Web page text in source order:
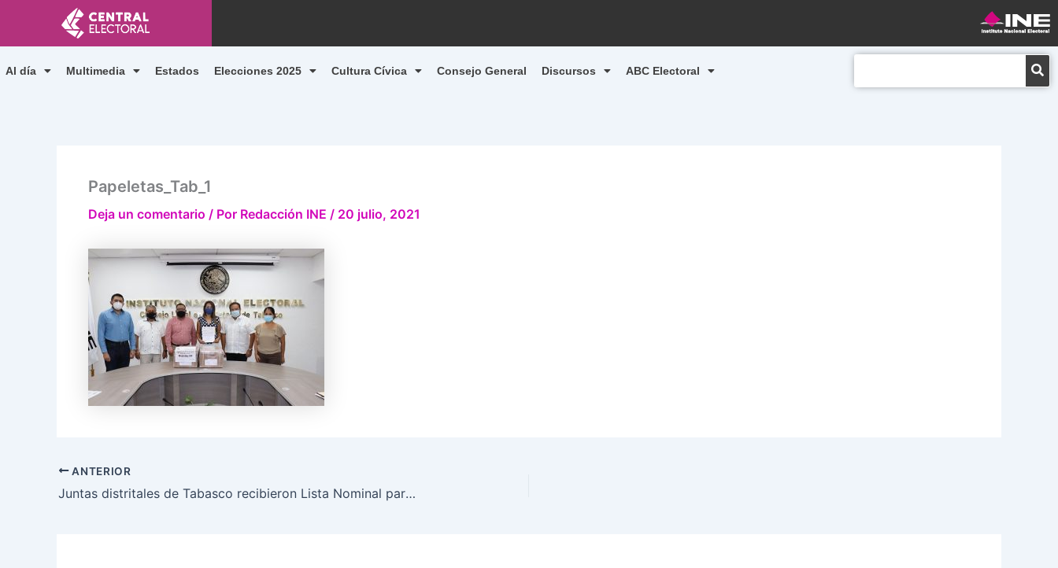
contenido
Al día Multimedia Estados Elecciones 2025 Cultura Cívica Consejo General Discursos ABC Electoral
Papeletas_Tab_1
Deja un comentario / Por Redacción INE / 20 julio, 2021
ANTERIOR
Juntas distritales de Tabasco recibieron Lista Nominal para Consulta Popular